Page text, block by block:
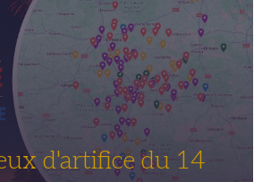
d'artifice du 14